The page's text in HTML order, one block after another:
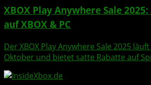
XBOX Play Anywhere Sale
auf XBOX & PC
Der XBOX Play Anywhere Sale 2025
Oktober und bietet satte Rabatte auf